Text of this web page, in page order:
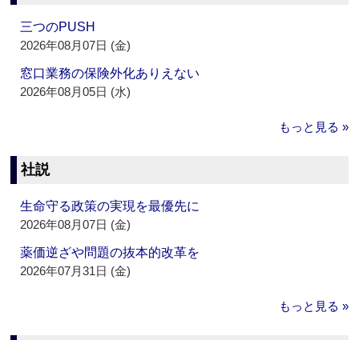
三つのPUSH
2026年08月07日 (金)
窓口業務の保険外化ありえない
2026年08月05日 (水)
もっと見る »
社説
生命守る政策の実現を最優先に
2026年08月07日 (金)
薬価逆ざや問題の抜本的改革を
2026年07月31日 (金)
もっと見る »